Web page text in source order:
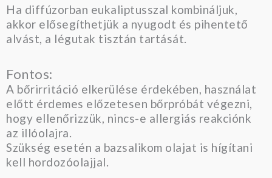
Ha diffúzorban eukaliptusszal kombináljuk,
akkor elősegíthetjük a nyugodt és pihentető
alvást, a légutak tisztán tartását.
Fontos:
A bőrirritáció elkerülése érdekében, használat
előtt érdemes előzetesen bőrpróbát végezni,
hogy ellenőrizzük, nincs-e allergiás reakciónk
az illóolajra.
Szükség esetén a bazsalikom olajat is hígítani
kell hordozóolajjal.